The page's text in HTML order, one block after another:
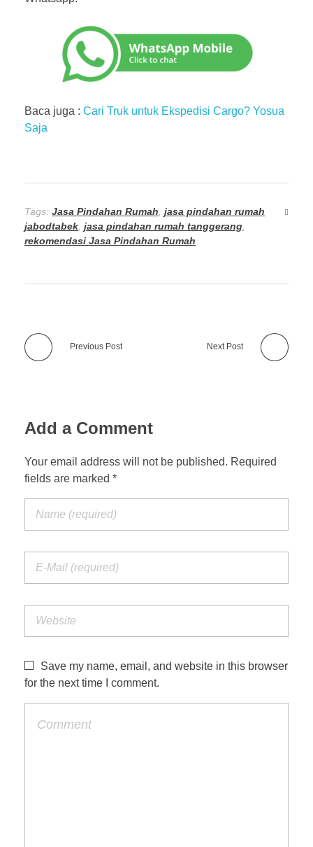
Baca juga : Cari Truk untuk Ekspedisi Cargo? Yosua
Saja
Tags: Jasa Pindahan Rumah jasa pindahan rumah
jabodtabek jasa pindahan rumah tanggerang
rekomendasi Jasa Pindahan Rumah
Previous Post Next Post
Add a Comment
Your email address will not be published. Required
fields are marked *
Save my name, email, and website in this browser
for the next time I comment.